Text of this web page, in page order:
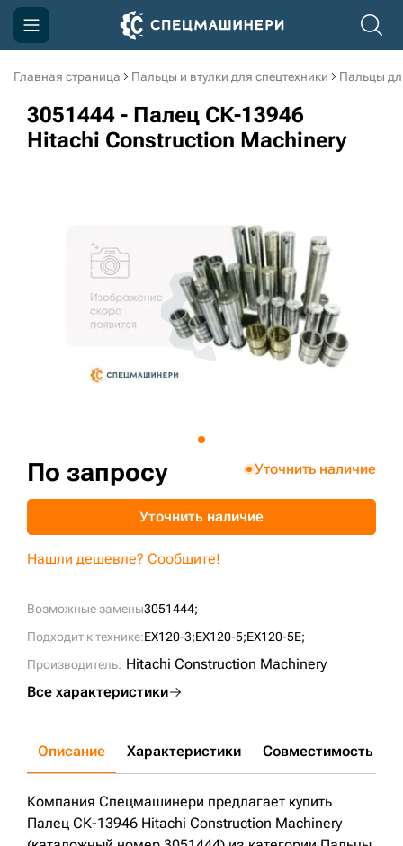
Главная страница Пальцы и втулки для спецтехники Пальцы
3051444 - Палец СК-13946
Hitachi Construction Machinery
Возможные замены3051444;
Подходит к технике:EX120-3;EX120-5;EX120-5E;
Производитель: Hitachi Construction Machinery
Все характеристики
По запросу Уточнить наличие
Уточнить наличие
Нашли дешевле? Сообщите!
Описание Характеристики Совместимость
Компания Спецмашинери предлагает купить
Палец СК-13946 Hitachi Construction Machinery
Компания
Акции
3D тур по производству
3D тур по складам
sksale@skdst.ru